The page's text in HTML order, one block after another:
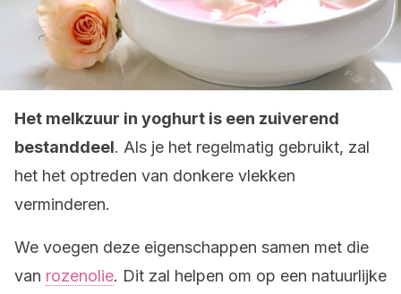
Het melkzuur in yoghurt is een zuiverend
bestanddeel. Als je het regelmatig gebruikt, zal
het het optreden van donkere vlekken
verminderen.
We voegen deze eigenschappen samen met die
van rozenolie. Dit zal helpen om op een natuurlijke